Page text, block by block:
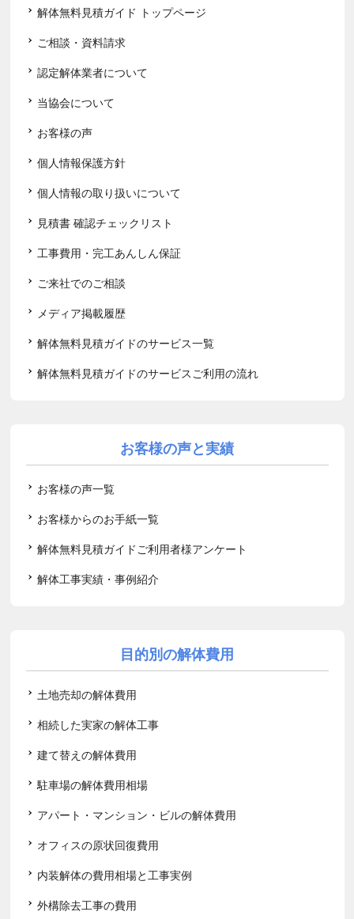
解体無料見積ガイド トップページ
ご相談・資料請求
認定解体業者について
当協会について
お客様の声
個人情報保護方針
個人情報の取り扱いについて
見積書 確認チェックリスト
工事費用・完工あんしん保証
ご来社でのご相談
メディア掲載履歴
解体無料見積ガイドのサービス一覧
解体無料見積ガイドのサービスご利用の流れ
お客様の声と実績
お客様の声一覧
お客様からのお手紙一覧
解体無料見積ガイドご利用者様アンケート
解体工事実績・事例紹介
目的別の解体費用
土地売却の解体費用
相続した実家の解体工事
建て替えの解体費用
駐車場の解体費用相場
アパート・マンション・ビルの解体費用
オフィスの原状回復費用
内装解体の費用相場と工事実例
外構除去工事の費用